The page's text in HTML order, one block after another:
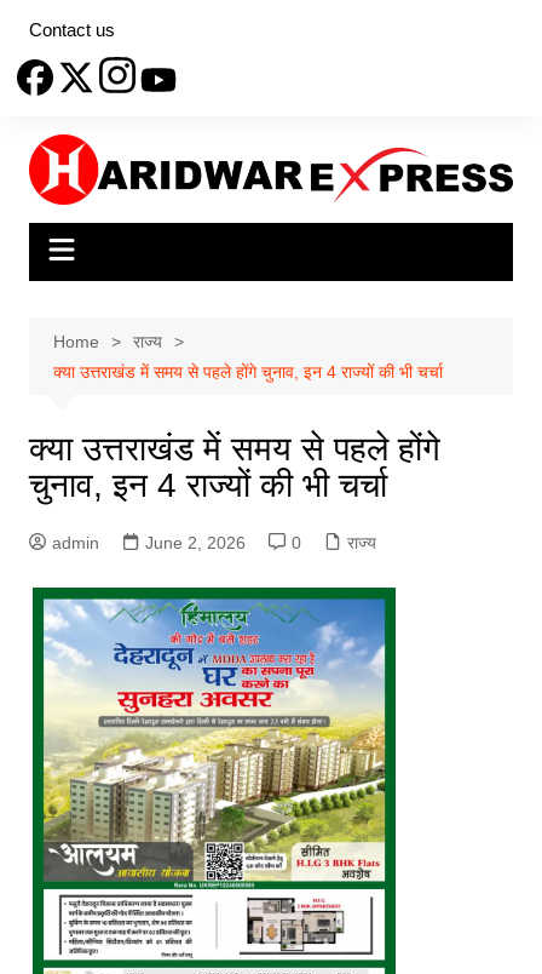
content
Contact us
Home
राज्य
क्या उत्तराखंड में समय से पहले होंगे चुनाव, इन 4 राज्यों की भी चर्चा
क्या उत्तराखंड में समय से पहले होंगे
चुनाव, इन 4 राज्यों की भी चर्चा
admin June 2, 2026 0 राज्य